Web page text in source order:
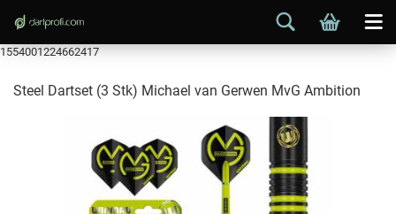
1554001224662417
Steel Dartset (3 Stk) Michael van Gerwen MvG Ambition